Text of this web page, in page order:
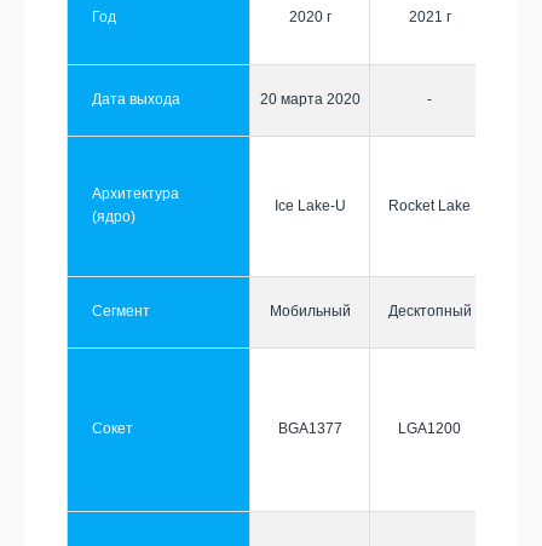
Год 2020 г 2021 г
Дата выхода 20 марта 2020 -
Архитектура
(ядро)
Ice Lake-U Rocket Lake
Сегмент Мобильный Десктопный
Сокет BGA1377 LGA1200